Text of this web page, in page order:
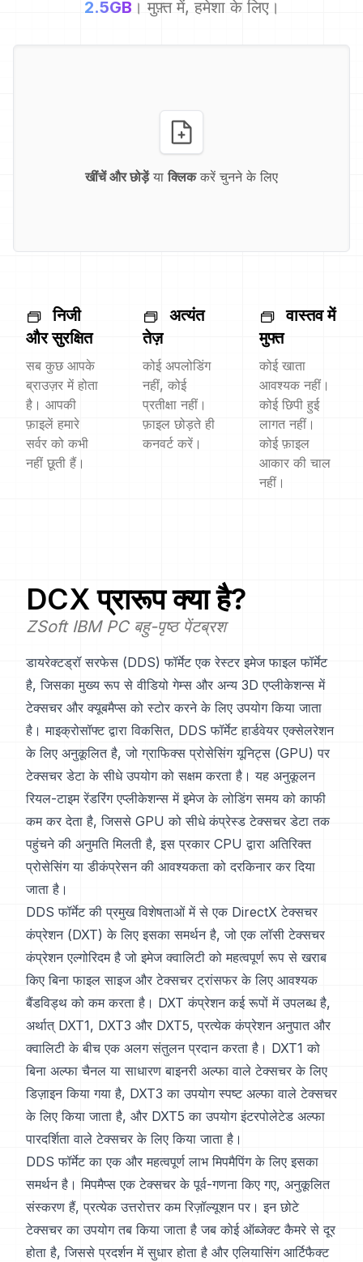
2.5GB । मुफ़्त में, हमेशा के लिए।
खींचें और छोड़ेंया क्लिककरें चुनने के लिए
निजी
और सुरक्षित
सब कुछ आपके
ब्राउज़र में होता
है। आपकी
फ़ाइलें हमारे
सर्वर को कभी
नहीं छूती हैं।
अत्यंत
तेज़
कोई अपलोडिंग
नहीं, कोई
प्रतीक्षा नहीं।
फ़ाइल छोड़ते ही
कनवर्ट करें।
वास्तव में
मुफ्त
कोई खाता
आवश्यक नहीं।
कोई छिपी हुई
लागत नहीं।
कोई फ़ाइल
आकार की चाल
नहीं।
DCXप्रारूप क्या है?
ZSoft IBM PC बहु-पृष्ठ पेंटब्रश
डायरेक्टड्रॉ सरफेस (DDS) फॉर्मेट एक रेस्टर इमेज फाइल फॉर्मेट
है, जिसका मुख्य रूप से वीडियो गेम्स और अन्य 3D एप्लीकेशन्स में
टेक्सचर और क्यूबमैप्स को स्टोर करने के लिए उपयोग किया जाता
है। माइक्रोसॉफ्ट द्वारा विकसित, DDS फॉर्मेट हार्डवेयर एक्सेलरेशन
के लिए अनुकूलित है, जो ग्राफिक्स प्रोसेसिंग यूनिट्स (GPU) पर
टेक्सचर डेटा के सीधे उपयोग को सक्षम करता है। यह अनुकूलन
रियल-टाइम रेंडरिंग एप्लीकेशन्स में इमेज के लोडिंग समय को काफी
कम कर देता है, जिससे GPU को सीधे कंप्रेस्ड टेक्सचर डेटा तक
पहुंचने की अनुमति मिलती है, इस प्रकार CPU द्वारा अतिरिक्त
प्रोसेसिंग या डीकंप्रेसन की आवश्यकता को दरकिनार कर दिया
जाता है।
DDS फॉर्मेट की प्रमुख विशेषताओं में से एक DirectX टेक्सचर
कंप्रेशन (DXT) के लिए इसका समर्थन है, जो एक लॉसी टेक्सचर
कंप्रेशन एल्गोरिदम है जो इमेज क्वालिटी को महत्वपूर्ण रूप से खराब
किए बिना फाइल साइज और टेक्सचर ट्रांसफर के लिए आवश्यक
बैंडविड्थ को कम करता है। DXT कंप्रेशन कई रूपों में उपलब्ध है,
अर्थात् DXT1, DXT3 और DXT5, प्रत्येक कंप्रेशन अनुपात और
क्वालिटी के बीच एक अलग संतुलन प्रदान करता है। DXT1 को
बिना अल्फा चैनल या साधारण बाइनरी अल्फा वाले टेक्सचर के लिए
डिज़ाइन किया गया है, DXT3 का उपयोग स्पष्ट अल्फा वाले टेक्सचर
के लिए किया जाता है, और DXT5 का उपयोग इंटरपोलेटेड अल्फा
पारदर्शिता वाले टेक्सचर के लिए किया जाता है।
DDS फॉर्मेट का एक और महत्वपूर्ण लाभ मिपमैपिंग के लिए इसका
समर्थन है। मिपमैप्स एक टेक्सचर के पूर्व-गणना किए गए, अनुकूलित
संस्करण हैं, प्रत्येक उत्तरोत्तर कम रिज़ॉल्यूशन पर। इन छोटे
टेक्सचर का उपयोग तब किया जाता है जब कोई ऑब्जेक्ट कैमरे से दूर
होता है, जिससे प्रदर्शन में सुधार होता है और एलियासिंग आर्टिफैक्ट